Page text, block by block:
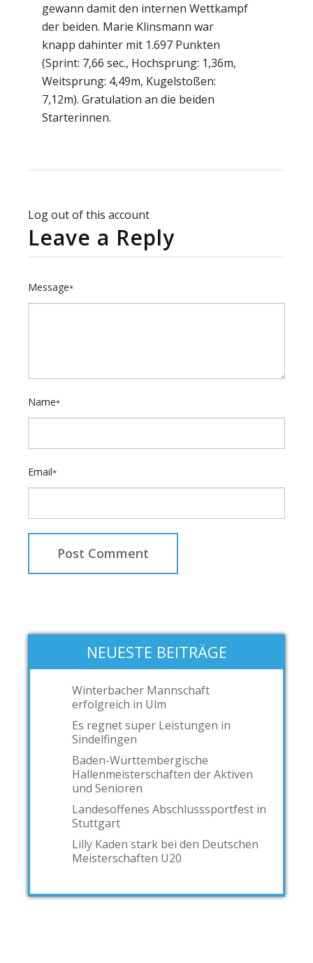
gewann damit den internen Wettkampf
der beiden. Marie Klinsmann war
knapp dahinter mit 1.697 Punkten
(Sprint: 7,66 sec., Hochsprung: 1,36m,
Weitsprung: 4,49m, Kugelstoßen:
7,12m). Gratulation an die beiden
Starterinnen.
Log out of this account
Leave a Reply
Message*
Name*
Email*
NEUESTE BEITRÄGE
Winterbacher Mannschaft
erfolgreich in Ulm
Es regnet super Leistungen in
Sindelfingen
Baden-Württembergische
Hallenmeisterschaften der Aktiven
und Senioren
Landesoffenes Abschlusssportfest in
Stuttgart
Lilly Kaden stark bei den Deutschen
Meisterschaften U20